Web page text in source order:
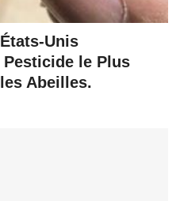
Unis
le Plus
Abeilles.